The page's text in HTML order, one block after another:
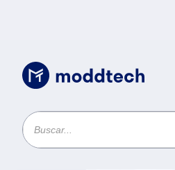
Accesorios para Cómputo